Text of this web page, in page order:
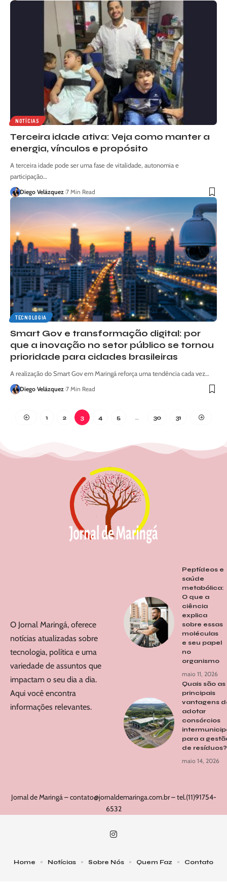
NOTÍCIAS
Terceira idade ativa: Veja como manter a
energia, vínculos e propósito
A terceira idade pode ser uma fase de vitalidade, autonomia e
participação…
Diego Velázquez 7 Min Read
TECNOLOGIA
Smart Gov e transformação digital: por
que a inovação no setor público se tornou
prioridade para cidades brasileiras
A realização do Smart Gov em Maringá reforça uma tendência cada vez…
Diego Velázquez 7 Min Read
1 2 3 4 5 30 31
O Jornal Maringá, oferece
notícias atualizadas sobre
tecnologia, política e uma
variedade de assuntos que
impactam o seu dia a dia.
Aqui você encontra
informações relevantes.
Peptídeos e
saúde
metabólica:
O que a
ciência
explica
sobre essas
moléculas
e seu papel
no
organismo
maio 11, 2026
Quais são as
principais
vantagens
adotar
consórcios
para a
de resíduos?
maio 14, 2026
Jornal de Maringá –contato@jornaldemaringa.com.br– tel.(11)91754-
6532
Home Notícias Sobre Nós Quem Faz Contato